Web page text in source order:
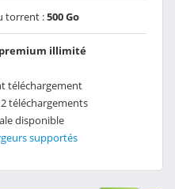
torrent :500 Go
illimité
téléchargement
téléchargements
disponible
supportés